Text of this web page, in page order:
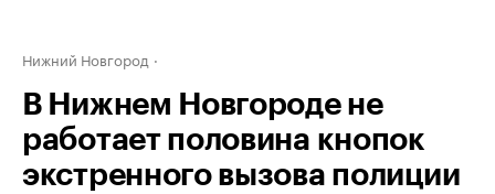
Нижний Новгород
В Нижнем Новгороде не
работает половина кнопок
экстренного вызова полиции